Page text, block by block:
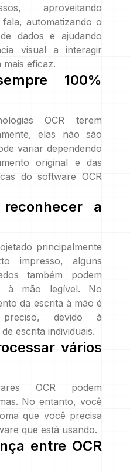
aproveitando
automatizando o
dados e ajudando
visual a interagir
eficaz.
100%
OCR terem
elas não são
variar dependendo
original e das
do software OCR
a
principalmente
impresso, alguns
também podem
à mão legível. No
da escrita à mão é
preciso, devido à
escrita individuais.
vários
OCR podem
No entanto, você
que você precisa
que está usando.
entre OCR